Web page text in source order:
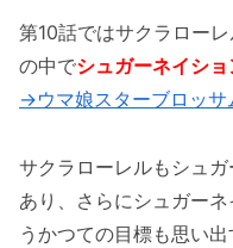
第10話ではサクラロー
の中でシュガーネイショ
→ウマ娘スターブロッサ
サクラローレルもシュ
あり、さらにシュガー
うかつての目標も思い出